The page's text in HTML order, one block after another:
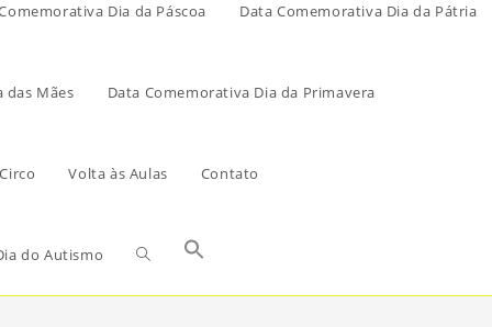
Dia da Páscoa Data Comemorativa Dia da Pátria
das Mães Data Comemorativa Dia da Primavera
Volta às Aulas Contato
do Autismo